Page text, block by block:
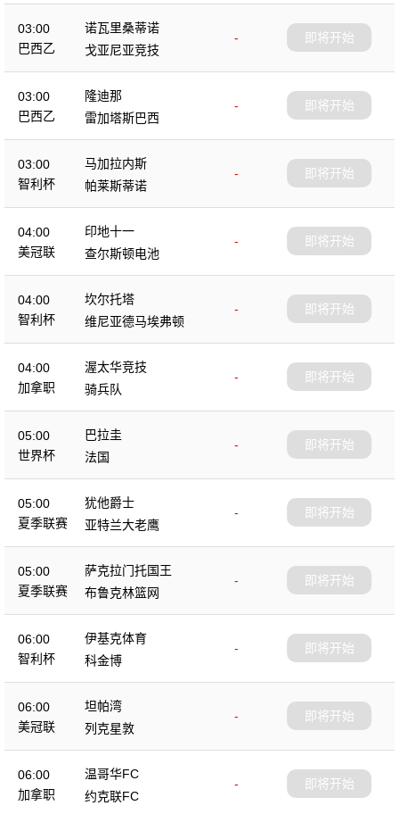
03:00
巴西乙
诺瓦里桑蒂诺
-
戈亚尼亚竞技
即将开始
03:00
巴西乙
隆迪那
-
雷加塔斯巴西
即将开始
03:00
智利杯
马加拉内斯
-
帕莱斯蒂诺
即将开始
04:00
美冠联
印地十一
-
查尔斯顿电池
即将开始
04:00
智利杯
坎尔托塔
-
维尼亚德马埃弗顿
即将开始
04:00
加拿职
渥太华竞技
-
骑兵队
即将开始
05:00
世界杯
巴拉圭
-
法国
即将开始
05:00
夏季联赛
犹他爵士
-
亚特兰大老鹰
即将开始
05:00
夏季联赛
萨克拉门托国王
-
布鲁克林篮网
即将开始
06:00
智利杯
伊基克体育
-
科金博
即将开始
06:00
美冠联
坦帕湾
-
列克星敦
即将开始
06:00
加拿职
温哥华FC
-
约克联FC
即将开始